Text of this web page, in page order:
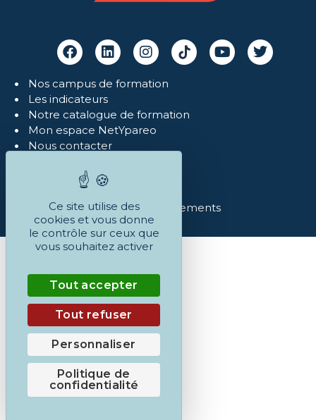
Nos campus de formation
Les indicateurs
Notre catalogue de formation
Mon espace NetYpareo
Nous contacter
Politique de confidentialité
Réclamations
Conditions Générales et règlements
Ce site utilise des
cookies et vous donne
le contrôle sur ceux que
vous souhaitez activer
Tout accepter
Tout refuser
Personnaliser
Politique de
confidentialité